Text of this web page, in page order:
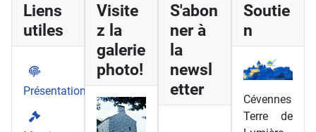
Liens
utiles
Présentation
Visite
z la
galerie
photo!
S'abon
ner à
la
newsl
etter
Soutie
n
Cévennes
Terre de